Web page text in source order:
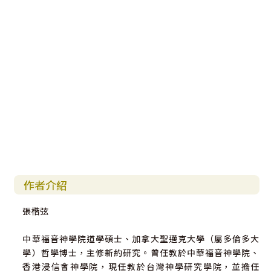
作者介紹
張楷弦
中華福音神學院道學碩士、加拿大聖邁克大學（屬多倫多大
學）哲學博士，主修新約研究。曾任教於中華福音神學院、
香港浸信會神學院，現任教於台灣神學研究學院，並擔任